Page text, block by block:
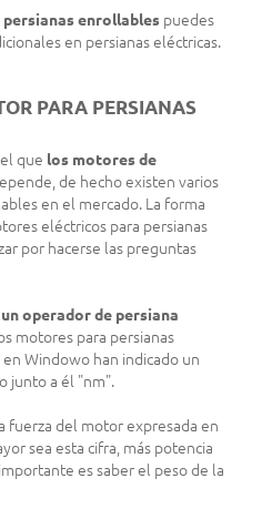
enrollables puedes
en persianas eléctricas.
PARA PERSIANAS
que los motores de
de hecho existen varios
en el mercado. La forma
eléctricos para persianas
por hacerse las preguntas
operador de persiana
motores para persianas
Windowo han indicado un
junto a él "nm".
fuerza del motor expresada en
sea esta cifra, más potencia
es saber el peso de la